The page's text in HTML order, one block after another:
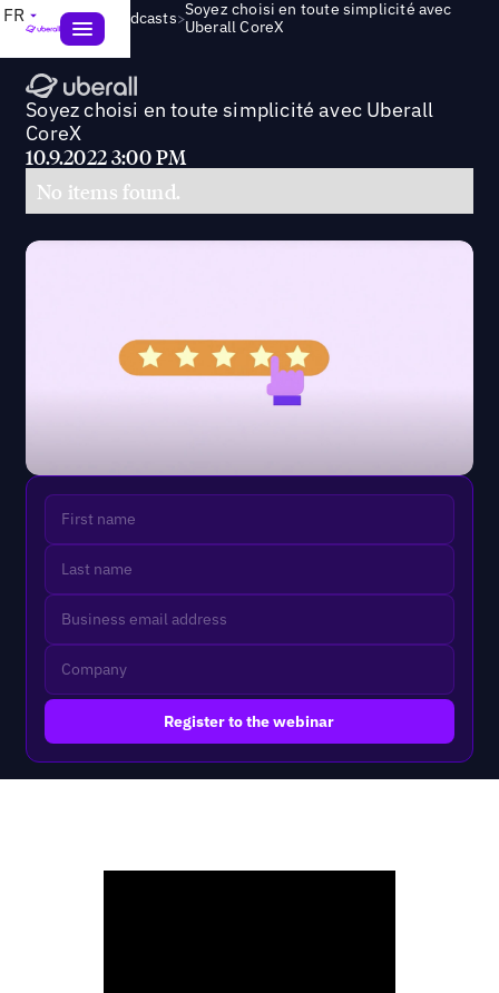
FR Webinars & Podcasts>Soyez choisi en toute simplicité avec
Uberall CoreX
Soyez choisi en toute simplicité avec Uberall
CoreX
10.9.2022 3:00 PM
No items found.